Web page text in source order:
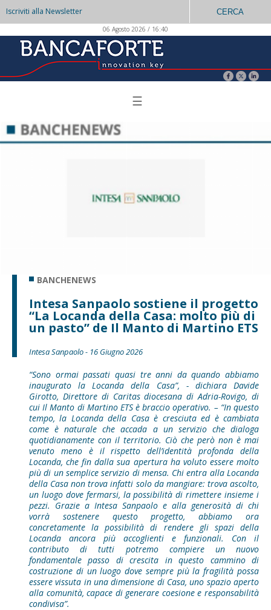
Iscriviti alla Newsletter CERCA
06 Agosto 2026 / 16:40
☰
BANCHENEWS
Intesa Sanpaolo sostiene il progetto
“La Locanda della Casa: molto più di
un pasto” de Il Manto di Martino ETS
Intesa Sanpaolo - 16 Giugno 2026
“Sono ormai passati quasi tre anni da quando abbiamo
inaugurato la Locanda della Casa”, - dichiara Davide
Girotto, Direttore di Caritas diocesana di Adria-Rovigo, di
cui Il Manto di Martino ETS è braccio operativo. – “In questo
tempo, la Locanda della Casa è cresciuta ed è cambiata
come è naturale che accada a un servizio che dialoga
quotidianamente con il territorio. Ciò che però non è mai
venuto meno è il rispetto dell’identità profonda della
Locanda, che fin dalla sua apertura ha voluto essere molto
più di un semplice servizio di mensa. Chi entra alla Locanda
della Casa non trova infatti solo da mangiare: trova ascolto,
un luogo dove fermarsi, la possibilità di rimettere insieme i
pezzi. Grazie a Intesa Sanpaolo e alla generosità di chi
vorrà sostenere questo progetto, abbiamo ora
concretamente la possibilità di rendere gli spazi della
Locanda ancora più accoglienti e funzionali. Con il
contributo di tutti potremo compiere un nuovo
fondamentale passo di crescita in questo cammino di
costruzione di un luogo dove sempre più la fragilità possa
essere vissuta in una dimensione di Casa, uno spazio aperto
alla comunità, capace di generare coesione e responsabilità
condivisa”.